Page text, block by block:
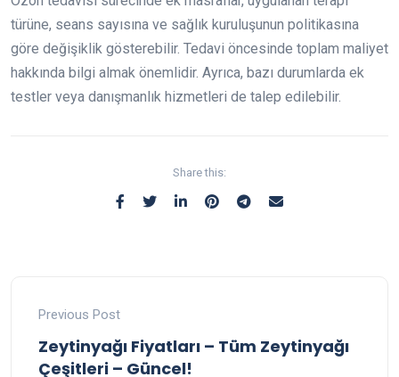
türüne, seans sayısına ve sağlık kuruluşunun politikasına
göre değişiklik gösterebilir. Tedavi öncesinde toplam maliyet
hakkında bilgi almak önemlidir. Ayrıca, bazı durumlarda ek
testler veya danışmanlık hizmetleri de talep edilebilir.
Share this:
Previous Post
Zeytinyağı Fiyatları – Tüm Zeytinyağı
Çeşitleri – Güncel!